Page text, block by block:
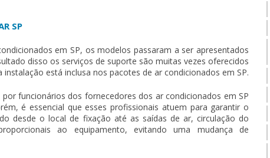
SP
em SP, os modelos passaram a ser apresentados
disso os serviços de suporte são muitas vezes oferecidos
está inclusa nos pacotes de ar condicionados em SP.
funcionários dos fornecedores dos ar condicionados em SP
é essencial que esses profissionais atuem para garantir o
desde o local de fixação até as saídas de ar, circulação do
ao equipamento, evitando uma mudança de